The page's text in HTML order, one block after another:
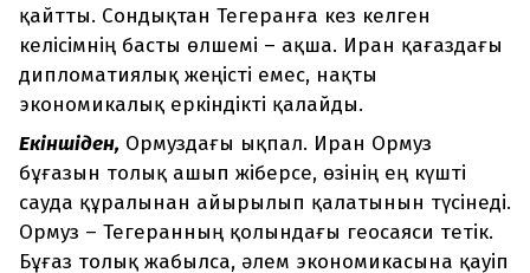
қайтты. Сондықтан Тегеранға кез келген
келісімнің басты өлшемі – ақша. Иран қағаздағы
дипломатиялық жеңісті емес, нақты
экономикалық еркіндікті қалайды.
Екіншіден, Ормуздағы ықпал. Иран Ормуз
бұғазын толық ашып жіберсе, өзінің ең күшті
сауда құралынан айырылып қалатынын түсінеді.
Ормуз – Тегеранның қолындағы геосаяси тетік.
Бұғаз толық жабылса, әлем экономикасына қауіп